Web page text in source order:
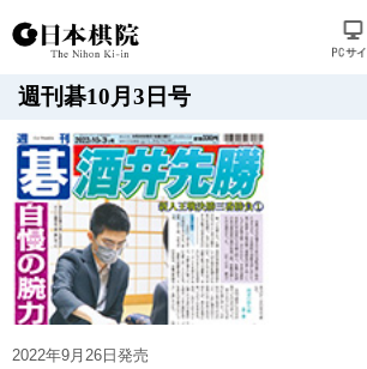
週刊碁10月3日号
2022年9月26日発売